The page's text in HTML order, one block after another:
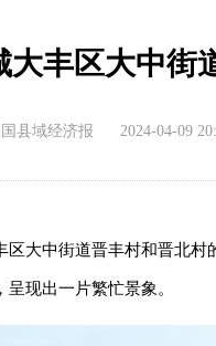
大丰区大中街
县域经济报 2024-04-09
区大中街道晋丰村和晋北
现出一片繁忙景象。